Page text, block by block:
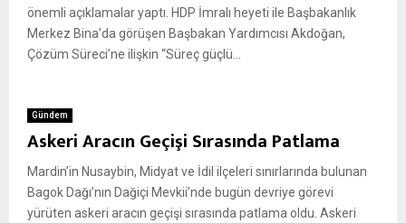
önemli açıklamalar yaptı. HDP İmralı heyeti ile Başbakanlık
Merkez Bina’da görüşen Başbakan Yardımcısı Akdoğan,
Çözüm Süreci’ne ilişkin “Süreç güçlü...
Gündem
Askeri Aracın Geçişi Sırasında Patlama
Mardin’in Nusaybin, Midyat ve İdil ilçeleri sınırlarında bulunan
Bagok Dağı’nın Dağiçi Mevkii’nde bugün devriye görevi
yürüten askeri aracın geçişi sırasında patlama oldu. Askeri